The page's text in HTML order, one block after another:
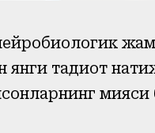
тадқиқот